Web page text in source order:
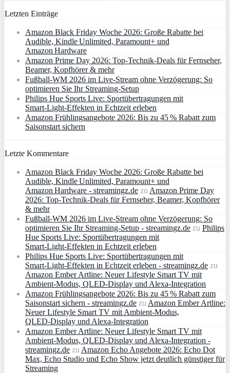
Letzten Einträge
Amazon Black Friday Woche 2026: Große Rabatte bei
Audible, Kindle Unlimited, Paramount+ und
Amazon Hardware
Amazon Prime Day 2026: Top-Technik-Deals für Fernseher,
Beamer, Kopfhörer & mehr
Fußball-WM 2026 im Live-Stream ohne Verzögerung: So
optimieren Sie Ihr Streaming-Setup
Philips Hue Sports Live: Sportübertragungen mit
Smart‑Light‑Effekten in Echtzeit erleben
Amazon Frühlingsangebote 2026: Bis zu 45 % Rabatt zum
Saisonstart sichern
Letzte Kommentare
Amazon Black Friday Woche 2026: Große Rabatte bei
Audible, Kindle Unlimited, Paramount+ und
Amazon Hardware - streamingz.de zu Amazon Prime Day
2026: Top-Technik-Deals für Fernseher, Beamer, Kopfhörer
& mehr
Fußball-WM 2026 im Live-Stream ohne Verzögerung: So
optimieren Sie Ihr Streaming-Setup - streamingz.de zu Philips
Hue Sports Live: Sportübertragungen mit
Smart‑Light‑Effekten in Echtzeit erleben
Philips Hue Sports Live: Sportübertragungen mit
Smart‑Light‑Effekten in Echtzeit erleben - streamingz.de zu
Amazon Ember Artline: Neuer Lifestyle Smart TV mit
Ambient‑Modus, QLED‑Display und Alexa‑Integration
Amazon Frühlingsangebote 2026: Bis zu 45 % Rabatt zum
Saisonstart sichern - streamingz.de zu Amazon Ember Artline:
Neuer Lifestyle Smart TV mit Ambient‑Modus,
QLED‑Display und Alexa‑Integration
Amazon Ember Artline: Neuer Lifestyle Smart TV mit
Ambient‑Modus, QLED‑Display und Alexa‑Integration -
streamingz.de zu Amazon Echo Angebote 2026: Echo Dot
Max, Echo Studio und Echo Show jetzt deutlich günstiger für
Streaming